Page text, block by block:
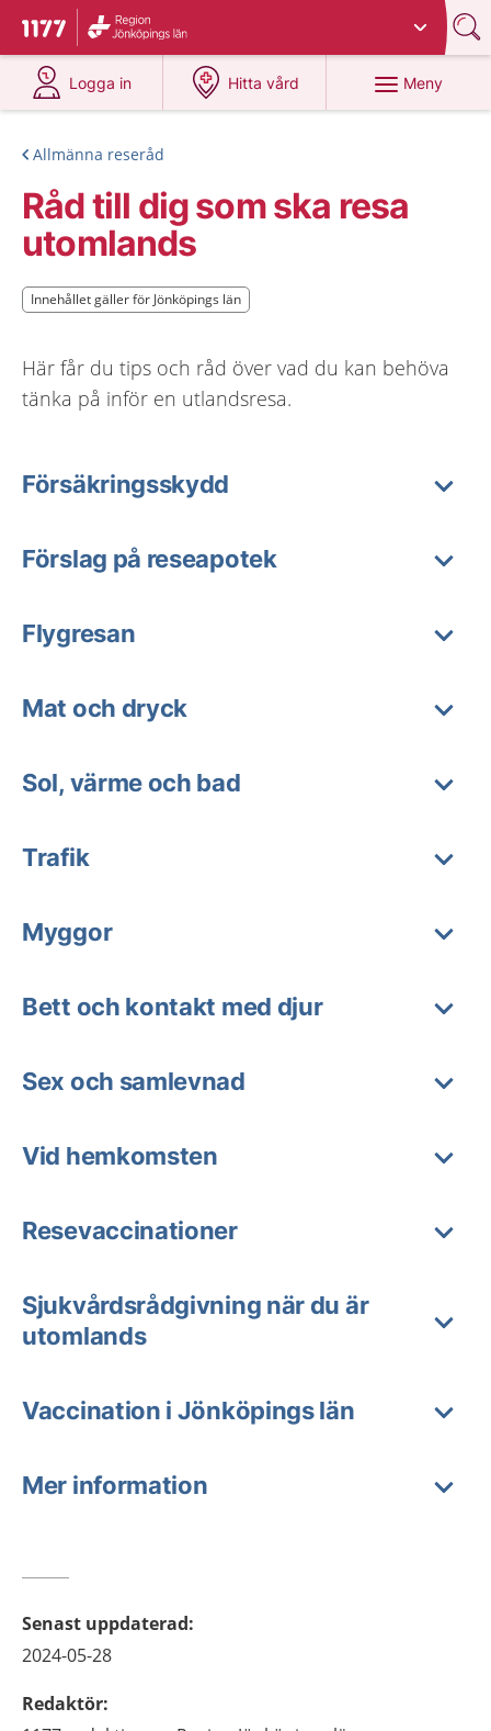
Till startsidan för 1177
Du har valt region
Logga in
på 1177.se
Hitta vård
på 1177.se
Meny
Allmänna reseråd
Råd till dig som ska resa
utomlands
Innehållet gäller för Jönköpings län
Innehållet gäller för Jönköpings län
Här får du tips och råd över vad du kan behöva
tänka på inför en utlandsresa.
Försäkringsskydd
Förslag på reseapotek
Flygresan
Mat och dryck
Sol, värme och bad
Trafik
Myggor
Bett och kontakt med djur
Sex och samlevnad
Vid hemkomsten
Resevaccinationer
Sjukvårdsrådgivning när du är
utomlands
Vaccination i Jönköpings län
Mer information
Senast uppdaterad:
2024-05-28
Redaktör: